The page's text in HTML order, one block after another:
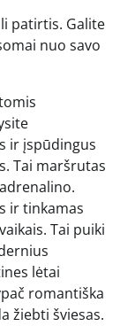
patirtis. Galite
nuo savo
ir įspūdingus
Tai maršrutas
ir tinkamas
Tai puiki
lėtai
romantiška
žiebti šviesas.